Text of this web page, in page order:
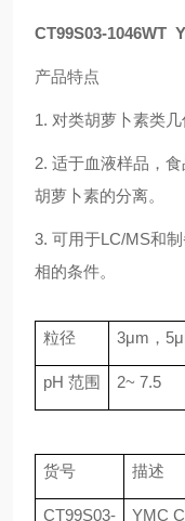
CT99S03-1046WT
产品特点
1. 对类胡萝卜素类几
2. 适于血液样品，
胡萝卜素的分离。
3. 可用于LC/MS和
相的条件。
粒径 3μm ， 5μ
pH 范围 2~ 7.5
货号 描述
CT99S03- YMC